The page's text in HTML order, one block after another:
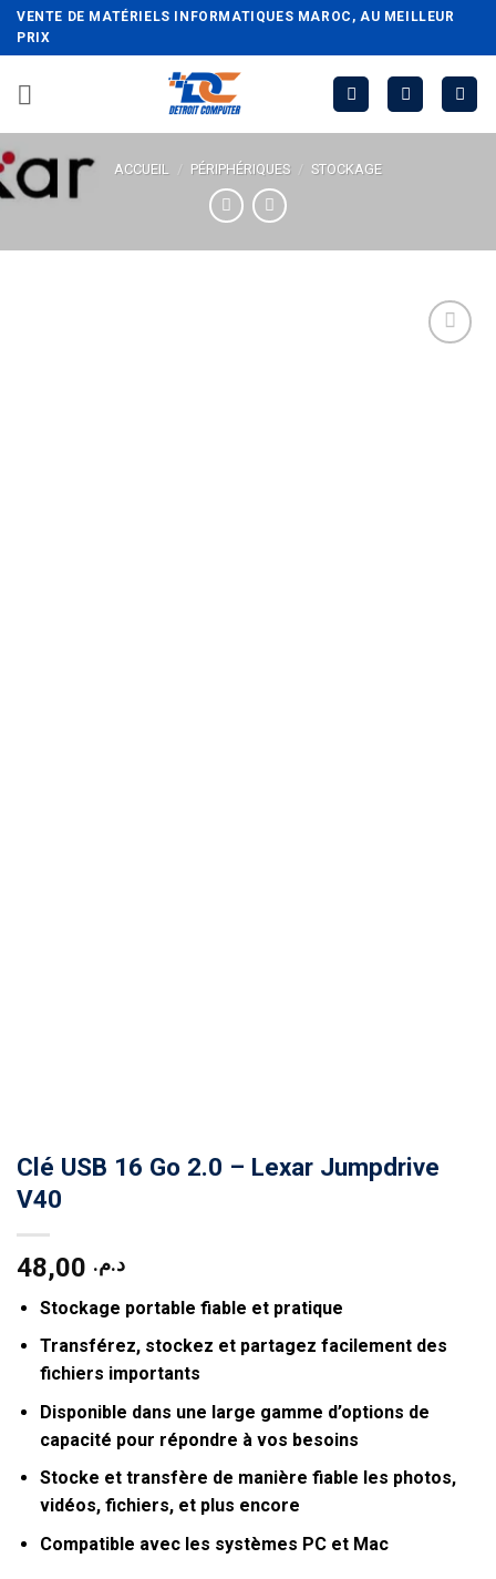
Passer
au
VENTE DE MATÉRIELS INFORMATIQUES MAROC, AU MEILLEUR
PRIX
ACCUEIL / PÉRIPHÉRIQUES / STOCKAGE
Clé USB 16 Go 2.0 – Lexar Jumpdrive
V40
د.م.
Stockage portable fiable et pratique
Transférez, stockez et partagez facilement des
fichiers importants
Disponible dans une large gamme d’options de
capacité pour répondre à vos besoins
Stocke et transfère de manière fiable les photos,
vidéos, fichiers, et plus encore
Compatible avec les systèmes PC et Mac